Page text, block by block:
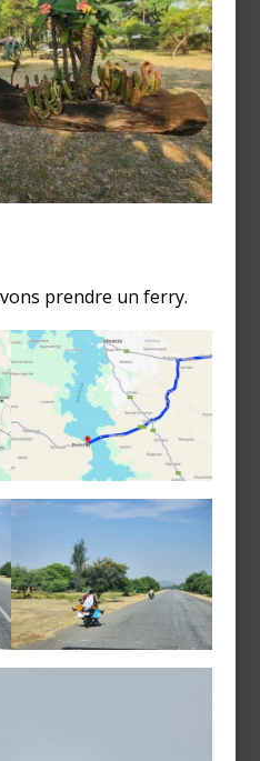
prendre un ferry.